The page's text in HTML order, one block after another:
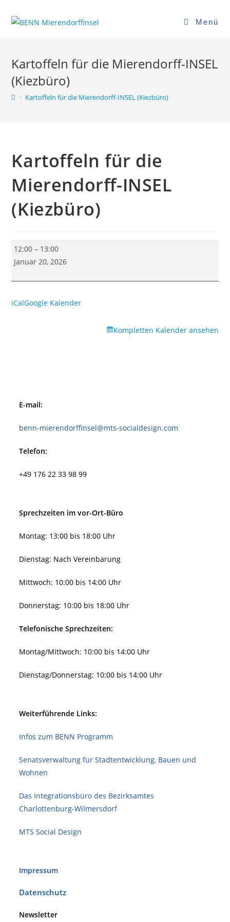
Inhalt
Menü
Kartoffeln für die Mierendorff-INSEL
(Kiezbüro)
> Kartoffeln für die Mierendorff-INSEL (Kiezbüro)
Kartoffeln für die
Mierendorff-INSEL
(Kiezbüro)
Kartoffeln
für
Mierendorff-
(Kiezbüro)
12:00 – 13:00
Januar 20, 2026
iCalGoogle Kalender
Kompletten Kalender ansehen
E-mail:
benn-mierendorffinsel@mts-socialdesign.com
Telefon:
+49 176 22 33 98 99
Sprechzeiten im vor-Ort-Büro
Montag: 13:00 bis 18:00 Uhr
Dienstag: Nach Vereinbarung
Mittwoch: 10:00 bis 14:00 Uhr
Donnerstag: 10:00 bis 18:00 Uhr
Telefonische Sprechzeiten:
Montag/Mittwoch: 10:00 bis 14:00 Uhr
Dienstag/Donnerstag: 10:00 bis 14:00 Uhr
Weiterführende Links:
Infos zum BENN Programm
Senatsverwaltung für Stadt­ent­wicklung, Bauen und
Wohnen
Das Integrationsbüro des Bezirksamtes
Charlottenburg-Wilmersdorf
MTS Social Design
Impressum
Datenschutz
Newsletter